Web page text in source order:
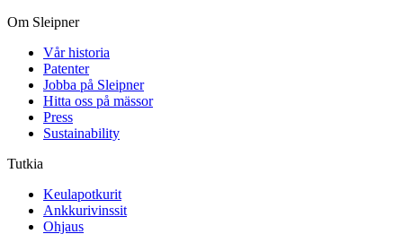
Om Sleipner
Vår historia
Patenter
Jobba på Sleipner
Hitta oss på mässor
Press
Sustainability
Tutkia
Keulapotkurit
Ankkurivinssit
Ohjaus